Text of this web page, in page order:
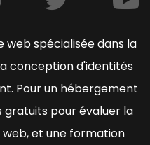
web spécialisée dans la
conception d'identités
Pour un hébergement
gratuits pour évaluer la
et une formation